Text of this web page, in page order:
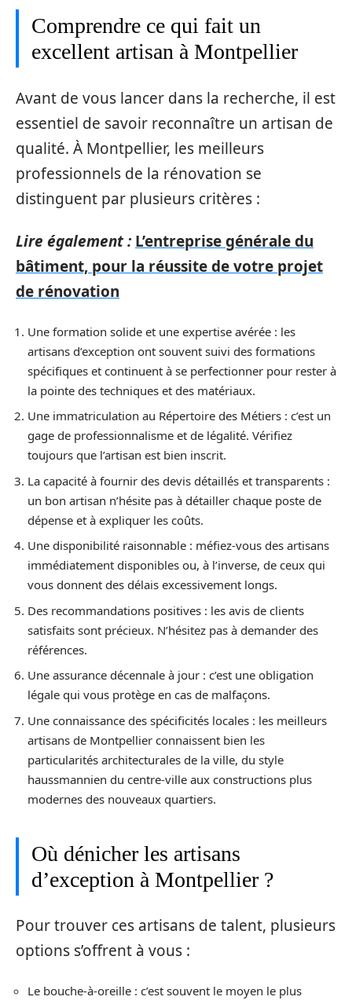
Comprendre ce qui fait un
excellent artisan à Montpellier
Avant de vous lancer dans la recherche, il est
essentiel de savoir reconnaître un artisan de
qualité. À Montpellier, les meilleurs
professionnels de la rénovation se
distinguent par plusieurs critères :
Lire également : L’entreprise générale du
bâtiment, pour la réussite de votre projet
de rénovation
Une formation solide et une expertise avérée : les
artisans d’exception ont souvent suivi des formations
spécifiques et continuent à se perfectionner pour rester à
la pointe des techniques et des matériaux.
Une immatriculation au Répertoire des Métiers : c’est un
gage de professionnalisme et de légalité. Vérifiez
toujours que l’artisan est bien inscrit.
La capacité à fournir des devis détaillés et transparents :
un bon artisan n’hésite pas à détailler chaque poste de
dépense et à expliquer les coûts.
Une disponibilité raisonnable : méfiez-vous des artisans
immédiatement disponibles ou, à l’inverse, de ceux qui
vous donnent des délais excessivement longs.
Des recommandations positives : les avis de clients
satisfaits sont précieux. N’hésitez pas à demander des
références.
Une assurance décennale à jour : c’est une obligation
légale qui vous protège en cas de malfaçons.
Une connaissance des spécificités locales : les meilleurs
artisans de Montpellier connaissent bien les
particularités architecturales de la ville, du style
haussmannien du centre-ville aux constructions plus
modernes des nouveaux quartiers.
Où dénicher les artisans
d’exception à Montpellier ?
Pour trouver ces artisans de talent, plusieurs
options s’offrent à vous :
Le bouche-à-oreille : c’est souvent le moyen le plus